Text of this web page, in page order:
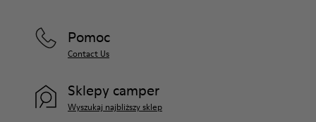
Pomoc
Contact Us
Sklepy camper
Wyszukaj najbliższy sklep